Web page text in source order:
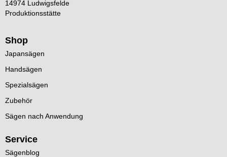
14974 Ludwigsfelde
Produktionsstätte
Shop
Japansägen
Handsägen
Spezialsägen
Zubehör
Sägen nach Anwendung
Service
Sägenblog